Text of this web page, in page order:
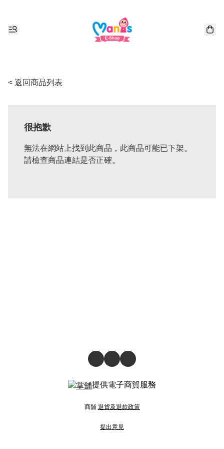
< 返回商品列表
很抱歉
無法在網站上找到此商品，此商品可能已下架。
請檢查商品連結是否正確。
提供電子商貿服務
商舖 退貨及退款政策
提出意見